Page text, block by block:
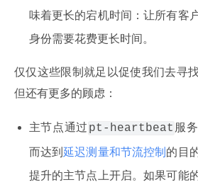
味着更长的宕机时间：让所有客
身份需要花费更长时间。
仅仅这些限制就足以促使我们去寻
但还有更多的顾虑：
主节点通过 pt-heartbeat 服
而达到延迟测量和节流控制 的目
提升的主节点上开启。如果可能